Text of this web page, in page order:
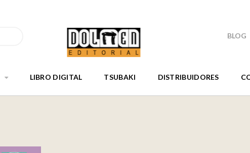
BLOG
LIBRO DIGITAL TSUBAKI DISTRIBUIDORES